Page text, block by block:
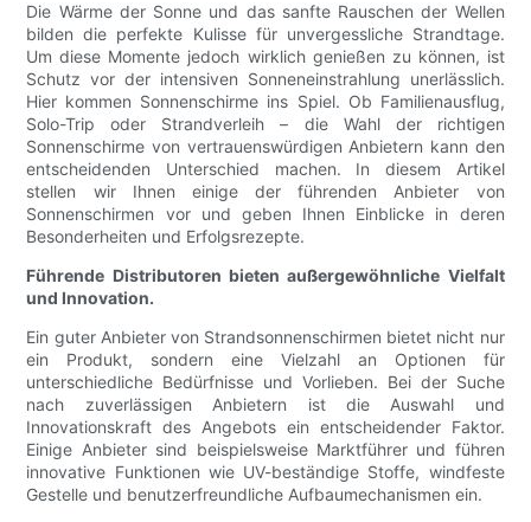
Die Wärme der Sonne und das sanfte Rauschen der Wellen
bilden die perfekte Kulisse für unvergessliche Strandtage.
Um diese Momente jedoch wirklich genießen zu können, ist
Schutz vor der intensiven Sonneneinstrahlung unerlässlich.
Hier kommen Sonnenschirme ins Spiel. Ob Familienausflug,
Solo-Trip oder Strandverleih – die Wahl der richtigen
Sonnenschirme von vertrauenswürdigen Anbietern kann den
entscheidenden Unterschied machen. In diesem Artikel
stellen wir Ihnen einige der führenden Anbieter von
Sonnenschirmen vor und geben Ihnen Einblicke in deren
Besonderheiten und Erfolgsrezepte.
Führende Distributoren bieten außergewöhnliche Vielfalt
und Innovation.
Ein guter Anbieter von Strandsonnenschirmen bietet nicht nur
ein Produkt, sondern eine Vielzahl an Optionen für
unterschiedliche Bedürfnisse und Vorlieben. Bei der Suche
nach zuverlässigen Anbietern ist die Auswahl und
Innovationskraft des Angebots ein entscheidender Faktor.
Einige Anbieter sind beispielsweise Marktführer und führen
innovative Funktionen wie UV-beständige Stoffe, windfeste
Gestelle und benutzerfreundliche Aufbaumechanismen ein.